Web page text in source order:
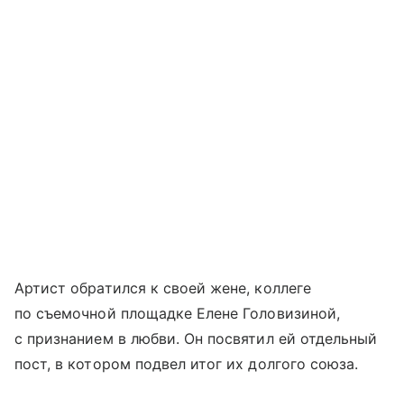
Артист обратился к своей жене, коллеге
по съемочной площадке Елене Головизиной,
с признанием в любви. Он посвятил ей отдельный
пост, в котором подвел итог их долгого союза.